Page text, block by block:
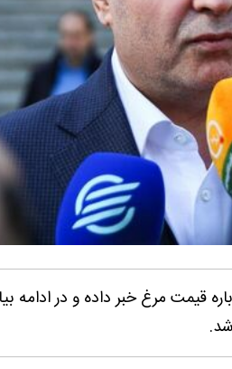
قیمت مرغ خبر داده و در ادامه